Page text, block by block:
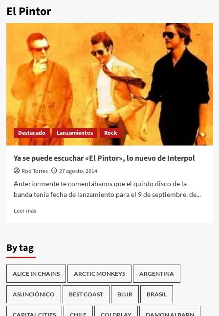
El Pintor
Destacado Lanzamientos Rock
Ya se puede escuchar «El Pintor», lo nuevo de Interpol
Rod Torres
27 agosto, 2014
Anteriormente te comentábanos que el quinto disco de la
banda tenía fecha de lanzamiento para el 9 de septiembre, de...
Leer másLeer
puede
escuchar
«El
Pintor»,
lo
nuevo
de
By tag
ALICE IN CHAINS ARCTIC MONKEYS ARGENTINA
ASUNCIÓNICO BEST COAST BLUR BRASIL